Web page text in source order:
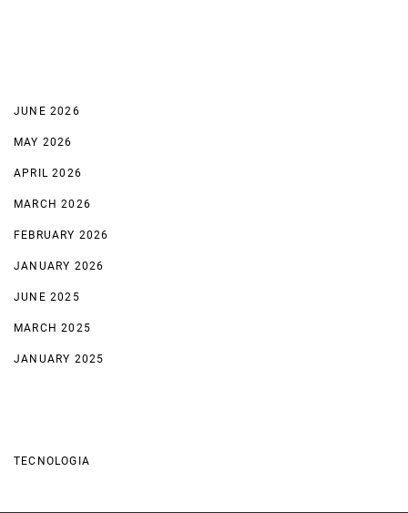
JUNE 2026
MAY 2026
APRIL 2026
MARCH 2026
FEBRUARY 2026
JANUARY 2026
JUNE 2025
MARCH 2025
JANUARY 2025
TECNOLOGIA